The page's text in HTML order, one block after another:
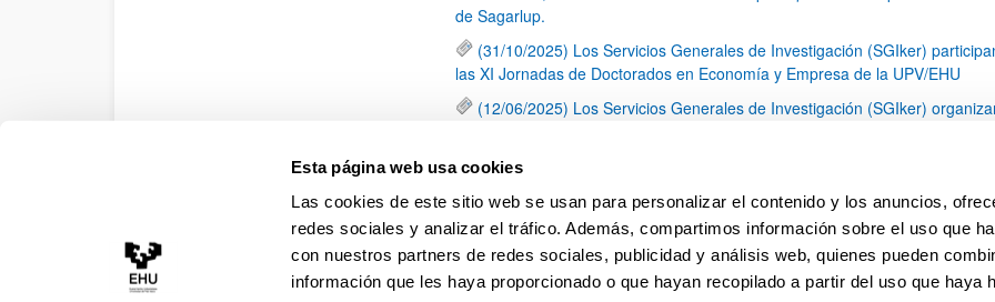
Esta página web usa cookies
Las cookies de este sitio web se usan para personalizar el contenido y los anuncios,
redes sociales y analizar el tráfico. Además, compartimos información sobre el uso que
con nuestros partners de redes sociales, publicidad y análisis web, quienes pueden
información que les haya proporcionado o que hayan recopilado a partir del uso que haya
de Sagarlup.
(31/10/2025) Los Servicios Generales de Investigación (SGIker)
las XI Jornadas de Doctorados en Economía y Empresa de la UPV/EHU
(12/06/2025) Los Servicios Generales de Investigación (SGIker)
una caracterización química de dos variedades de lúpulo silvestre
Página
1 Página
2 Página
3 ...
Páginas intermedias Use TAB
Página
79